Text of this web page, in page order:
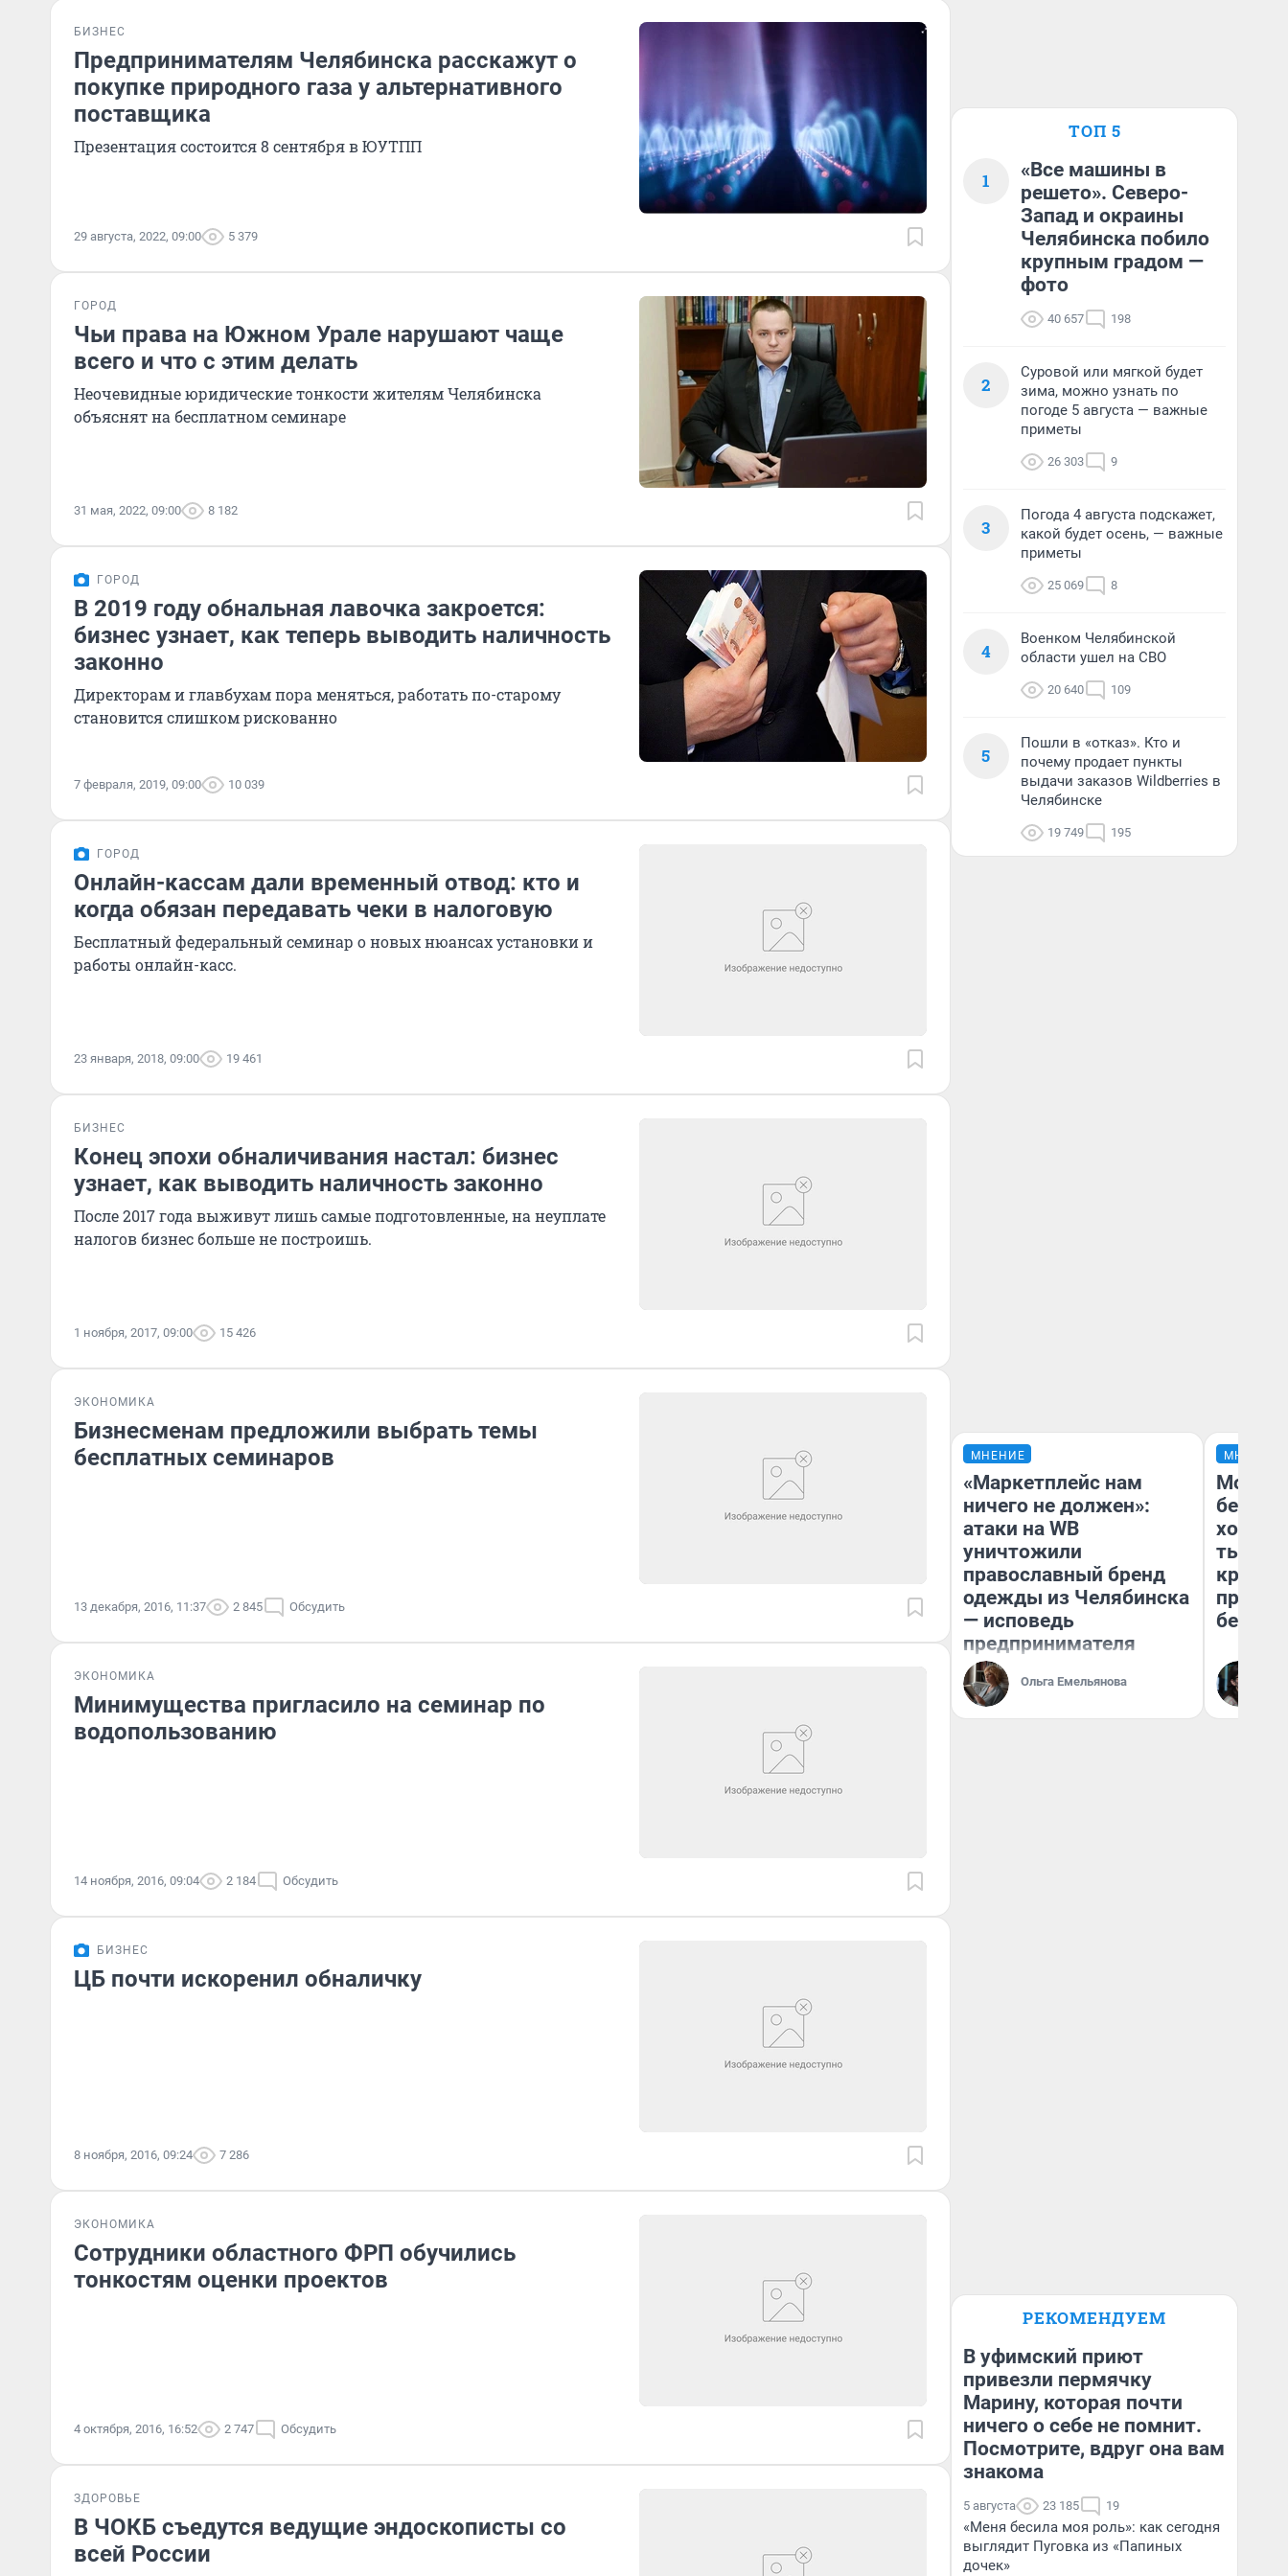
БИЗНЕС
Предпринимателям Челябинска расскажут о
покупке природного газа у альтернативного
поставщика
Презентация состоится 8 сентября в ЮУТПП
29 августа, 2022, 09:00 5 379
ГОРОД
Чьи права на Южном Урале нарушают чаще
всего и что с этим делать
Неочевидные юридические тонкости жителям Челябинска
объяснят на бесплатном семинаре
31 мая, 2022, 09:00 8 182
ГОРОД
В 2019 году обнальная лавочка закроется:
бизнес узнает, как теперь выводить наличность
законно
Директорам и главбухам пора меняться, работать по-старому
становится слишком рискованно
7 февраля, 2019, 09:00 10 039
ГОРОД
Онлайн-кассам дали временный отвод: кто и
когда обязан передавать чеки в налоговую
Бесплатный федеральный семинар о новых нюансах установки и
работы онлайн-касс.
23 января, 2018, 09:00 19 461
БИЗНЕС
Конец эпохи обналичивания настал: бизнес
узнает, как выводить наличность законно
После 2017 года выживут лишь самые подготовленные, на неуплате
налогов бизнес больше не построишь.
1 ноября, 2017, 09:00 15 426
ЭКОНОМИКА
Бизнесменам предложили выбрать темы
бесплатных семинаров
13 декабря, 2016, 11:37 2 845 Обсудить
ЭКОНОМИКА
Минимущества пригласило на семинар по
водопользованию
14 ноября, 2016, 09:04 2 184 Обсудить
БИЗНЕС
ЦБ почти искоренил обналичку
8 ноября, 2016, 09:24 7 286
ЭКОНОМИКА
Сотрудники областного ФРП обучились
тонкостям оценки проектов
4 октября, 2016, 16:52 2 747 Обсудить
ЗДОРОВЬЕ
В ЧОКБ съедутся ведущие эндоскописты со
всей России
ТОП 5
1
«Все машины в
решето». Северо-
Запад и окраины
Челябинска побило
крупным градом —
фото
40 657 198
2
Суровой или мягкой будет
зима, можно узнать по
погоде 5 августа — важные
приметы
26 303 9
3
Погода 4 августа подскажет,
какой будет осень, — важные
приметы
25 069 8
4
Военком Челябинской
области ушел на СВО
20 640 109
5
Пошли в «отказ». Кто и
почему продает пункты
выдачи заказов Wildberries в
Челябинске
19 749 195
МНЕНИЕ
«Маркетплейс нам
ничего не должен»:
атаки на WB
уничтожили
православный бренд
одежды из Челябинска
— исповедь
предпринимателя
Ольга Емельянова
МНЕНИЕ
Мой
хотела
тысяч,
РЕКОМЕНДУЕМ
В уфимский приют
привезли пермячку
Марину, которая почти
ничего о себе не помнит.
Посмотрите, вдруг она вам
знакома
5 августа 23 185 19
«Меня бесила моя роль»: как сегодня
выглядит Пуговка из «Папиных
дочек»